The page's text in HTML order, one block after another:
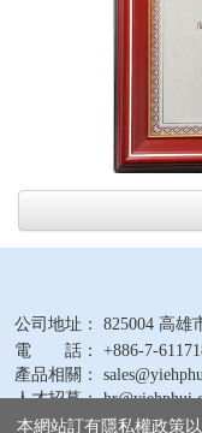
公司地址： 825004 高雄
電 話： +886-7-
產品相關：
人才招募：
其他問題：
本網站訂有隱私權政策